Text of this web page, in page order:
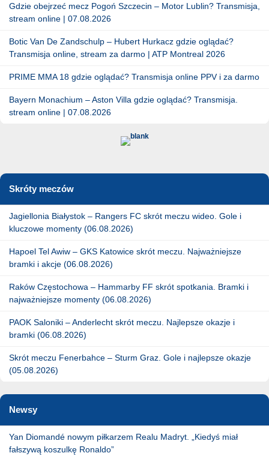
Gdzie obejrzeć mecz Pogoń Szczecin – Motor Lublin? Transmisja,
stream online | 07.08.2026
Botic Van De Zandschulp – Hubert Hurkacz gdzie oglądać?
Transmisja online, stream za darmo | ATP Montreal 2026
PRIME MMA 18 gdzie oglądać? Transmisja online PPV i za darmo
Bayern Monachium – Aston Villa gdzie oglądać? Transmisja.
stream online | 07.08.2026
Skróty meczów
Jagiellonia Białystok – Rangers FC skrót meczu wideo. Gole i
kluczowe momenty (06.08.2026)
Hapoel Tel Awiw – GKS Katowice skrót meczu. Najważniejsze
bramki i akcje (06.08.2026)
Raków Częstochowa – Hammarby FF skrót spotkania. Bramki i
najważniejsze momenty (06.08.2026)
PAOK Saloniki – Anderlecht skrót meczu. Najlepsze okazje i
bramki (06.08.2026)
Skrót meczu Fenerbahce – Sturm Graz. Gole i najlepsze okazje
(05.08.2026)
Newsy
Yan Diomandé nowym piłkarzem Realu Madryt. „Kiedyś miał
fałszywą koszulkę Ronaldo”